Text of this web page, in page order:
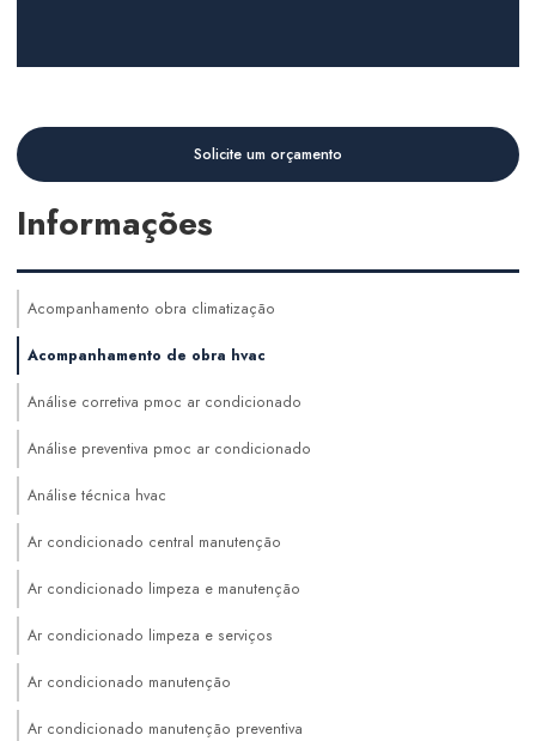
Solicite um orçamento
Informações
Acompanhamento obra climatização
Acompanhamento de obra hvac
Análise corretiva pmoc ar condicionado
Análise preventiva pmoc ar condicionado
Análise técnica hvac
Ar condicionado central manutenção
Ar condicionado limpeza e manutenção
Ar condicionado limpeza e serviços
Ar condicionado manutenção
Ar condicionado manutenção preventiva